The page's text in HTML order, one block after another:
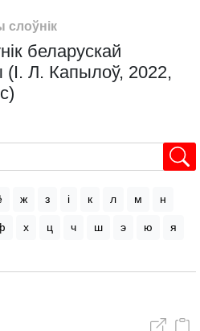
слоўнік
беларускай
(І. Л. Капылоў, 2022,
ж з і к л м н
х ц ч ш э ю я